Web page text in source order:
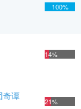
100%
14%
奇谭 21%